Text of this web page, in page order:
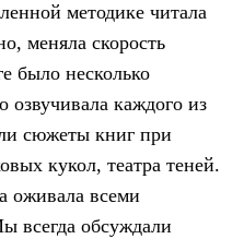
методике читала
меняла скорость
было несколько
озвучивала каждого из
сюжеты книг при
кукол, театра теней.
оживала всеми
всегда обсуждали